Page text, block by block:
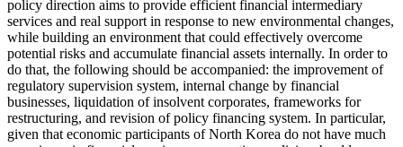
policy direction aims to provide efficient financial intermediary
services and real support in response to new environmental changes,
while building an environment that could effectively overcome
potential risks and accumulate financial assets internally. In order to
do that, the following should be accompanied: the improvement of
regulatory supervision system, internal change by financial
businesses, liquidation of insolvent corporates, frameworks for
restructuring, and revision of policy financing system. In particular,
given that economic participants of North Korea do not have much